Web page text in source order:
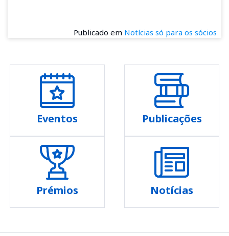
Publicado em Notícias só para os sócios
Eventos Publicações
Prémios Notícias